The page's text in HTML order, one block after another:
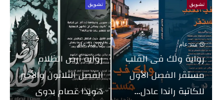
تشويق
منذ عام
رواية ولك فى القلب
مستقر الفصل الأول
للكاتبة راندا عادل...
تشويق
منذ عام
رواية أرض الظلام
الفصل الثلاثون والأخير
هويدا عصام بدوى